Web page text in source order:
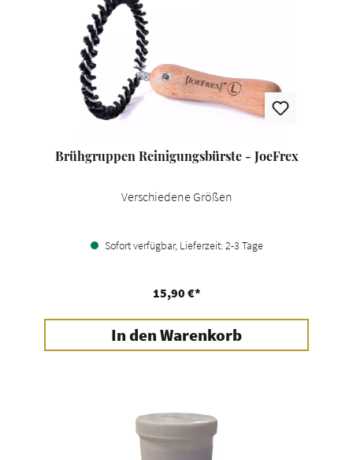
Brühgruppen Reinigungsbürste - JoeFrex
Verschiedene Größen
Sofort verfügbar, Lieferzeit: 2-3 Tage
15,90 €*
In den Warenkorb